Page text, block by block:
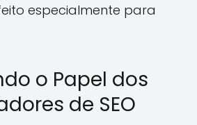
especialmente para
o Papel dos
de SEO